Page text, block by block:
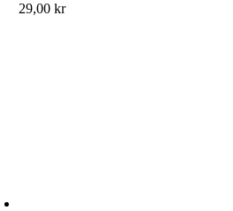
29,00kr